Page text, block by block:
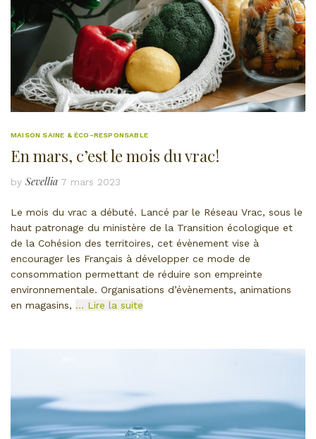
MAISON SAINE & ÉCO-RESPONSABLE
En mars, c’est le mois du vrac !
by Sevellia 7 mars 2023
Le mois du vrac a débuté. Lancé par le Réseau Vrac, sous le
haut patronage du ministère de la Transition écologique et
de la Cohésion des territoires, cet évènement vise à
encourager les Français à développer ce mode de
consommation permettant de réduire son empreinte
environnementale. Organisations d’évènements, animations
en magasins, … Lire la suite